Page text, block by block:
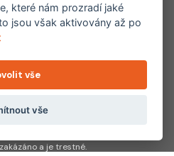
Ordinace roku
Rehabilitační ordinace
2. místo – 2017/2019
FYZIOklinika s.r.o.
4, Jižní Město – Chodov
užití obsahu či jeho částí
a je trestné.
které nám prozradí jaké
jsou však aktivovány až po
vše
vše